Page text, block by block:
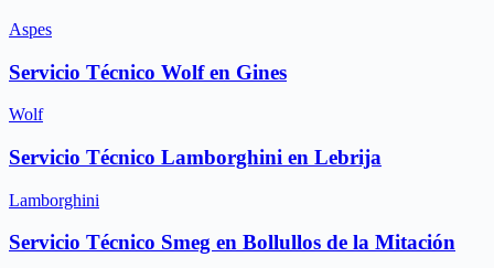
Aspes
Servicio Técnico Wolf en Gines
Wolf
Servicio Técnico Lamborghini en Lebrija
Lamborghini
Servicio Técnico Smeg en Bollullos de la Mitación